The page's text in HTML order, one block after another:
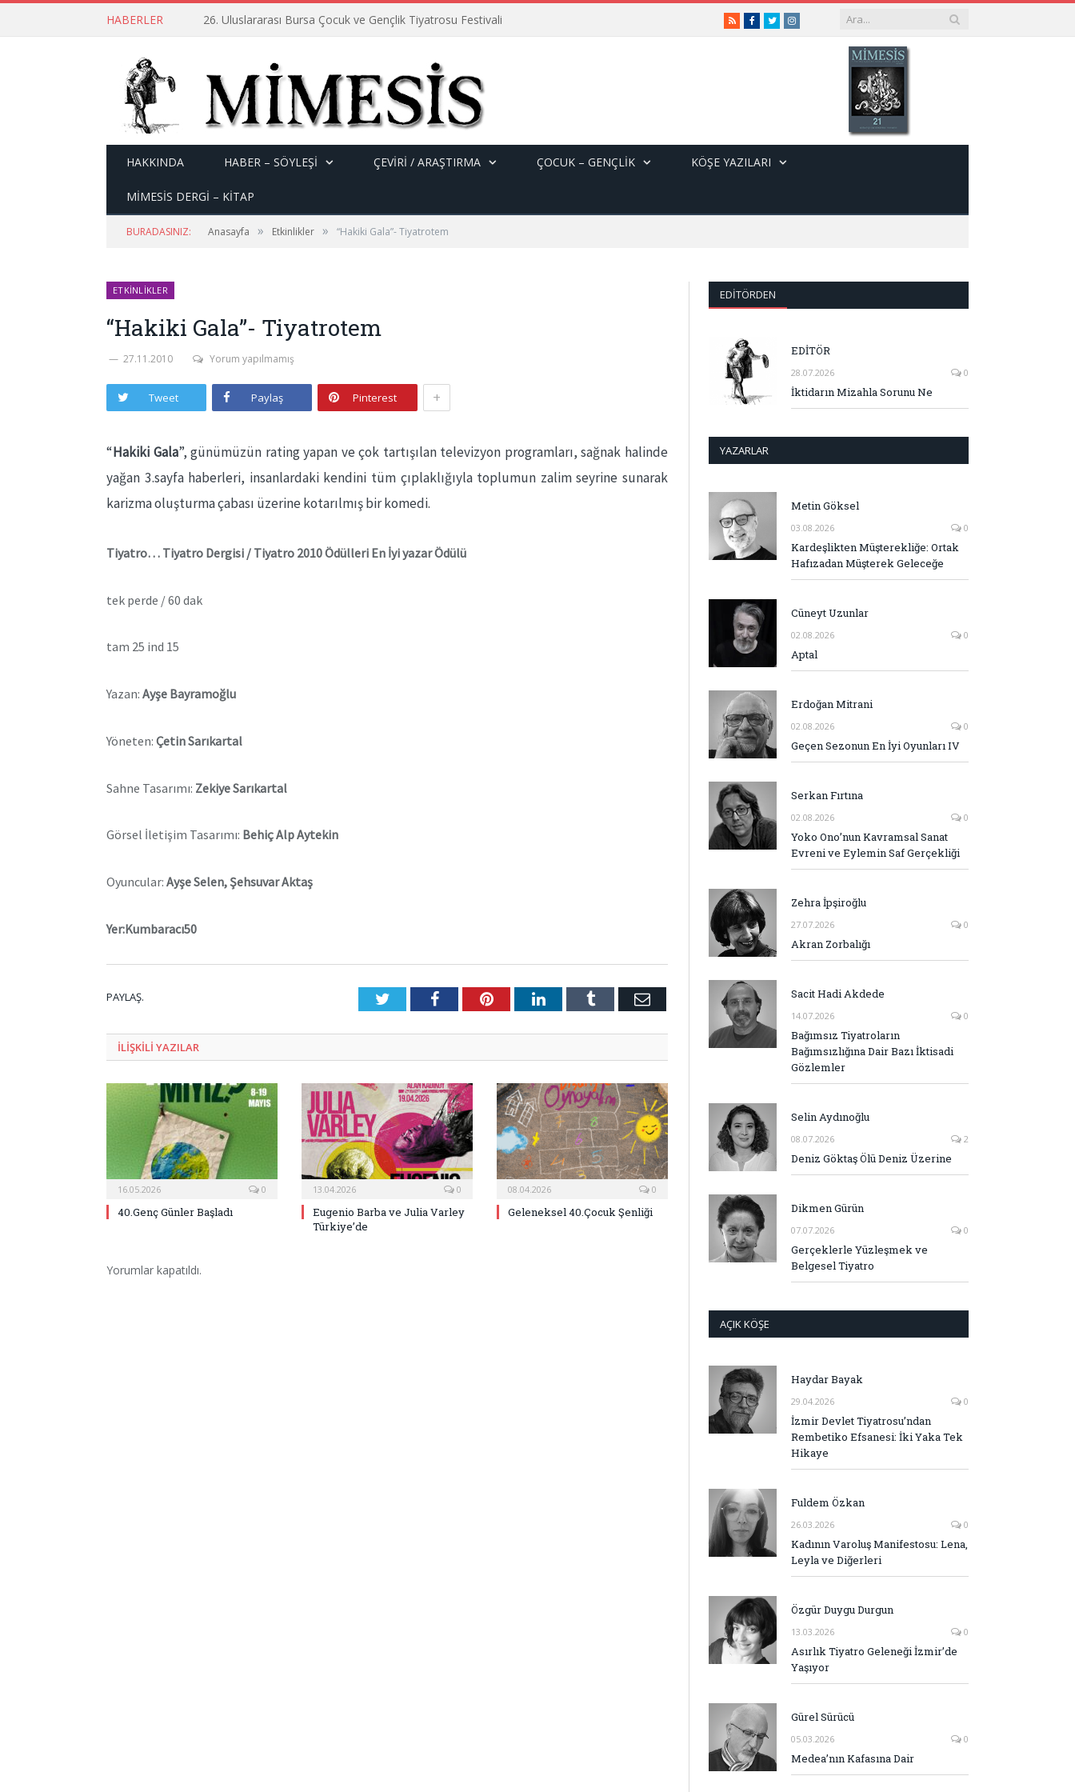
HABERLER 26. Uluslararası Bursa Çocuk ve Gençlik Tiyatrosu Festivali RSSFacebook
TwitterInstagram
HAKKINDA HABER – SÖYLEŞI ÇEVİRİ / ARAŞTIRMA ÇOCUK – GENÇLIK KÖŞE YAZILARI
MİMESİS DERGİ – KİTAP
BURADASINIZ: Anasayfa » Etkinlikler » “Hakiki Gala”- Tiyatrotem
ETKINLIKLER
“Hakiki Gala”- Tiyatrotem
27.11.2010 Yorum yapılmamış
Tweet Paylaş Pinterest +
“Hakiki Gala”, günümüzün rating yapan ve çok tartışılan televizyon programları, sağnak halinde
yağan 3.sayfa haberleri, insanlardaki kendini tüm çıplaklığıyla toplumun zalim seyrine sunarak
karizma oluşturma çabası üzerine kotarılmış bir komedi.
Tiyatro… Tiyatro Dergisi / Tiyatro 2010 Ödülleri En İyi yazar Ödülü
tek perde / 60 dak
tam 25 ind 15
Yazan: Ayşe Bayramoğlu
Yöneten: Çetin Sarıkartal
Sahne Tasarımı: Zekiye Sarıkartal
Görsel İletişim Tasarımı: Behiç Alp Aytekin
Oyuncular: Ayşe Selen, Şehsuvar Aktaş
Yer:Kumbaracı50
PAYLAŞ. TwitterFacebookPinterestLinkedInTumblr E-
ILIŞKILI YAZILAR
16.05.2026 0
40.Genç Günler Başladı
13.04.2026 0
Eugenio Barba ve Julia Varley
Türkiye’de
08.04.2026 0
Geleneksel 40.Çocuk Şenliği
Yorumlar kapatıldı.
EDITÖRDEN
EDİTÖR
28.07.2026 0
İktidarın Mizahla Sorunu Ne
YAZARLAR
Metin Göksel
03.08.2026 0
Kardeşlikten Müşterekliğe: Ortak
Hafızadan Müşterek Geleceğe
Cüneyt Uzunlar
02.08.2026 0
Aptal
Erdoğan Mitrani
02.08.2026 0
Geçen Sezonun En İyi Oyunları IV
Serkan Fırtına
02.08.2026 0
Yoko Ono’nun Kavramsal Sanat
Evreni ve Eylemin Saf Gerçekliği
Zehra İpşiroğlu
27.07.2026 0
Akran Zorbalığı
Sacit Hadi Akdede
14.07.2026 0
Bağımsız Tiyatroların
Bağımsızlığına Dair Bazı İktisadi
Gözlemler
Selin Aydınoğlu
08.07.2026 2
Deniz Göktaş Ölü Deniz Üzerine
Dikmen Gürün
07.07.2026 0
Gerçeklerle Yüzleşmek ve
Belgesel Tiyatro
AÇIK KÖŞE
Haydar Bayak
29.04.2026 0
İzmir Devlet Tiyatrosu’ndan
Rembetiko Efsanesi: İki Yaka Tek
Hikaye
Fuldem Özkan
26.03.2026 0
Kadının Varoluş Manifestosu: Lena,
Leyla ve Diğerleri
Özgür Duygu Durgun
13.03.2026 0
Asırlık Tiyatro Geleneği İzmir’de
Yaşıyor
Gürel Sürücü
05.03.2026 0
Medea’nın Kafasına Dair